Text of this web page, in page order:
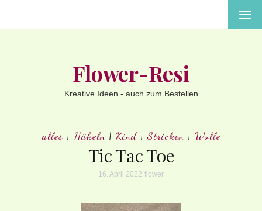
Flower-Resi
Kreative Ideen - auch zum Bestellen
alles| Häkeln| Kind|Stricken| Wolle
Tic Tac Toe
16. April 2022 flower